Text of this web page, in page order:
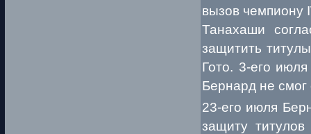
вызов чемпиону
Танахаши
защитить
Гото. 3-его
Бернард не смог
23-его июля
защиту